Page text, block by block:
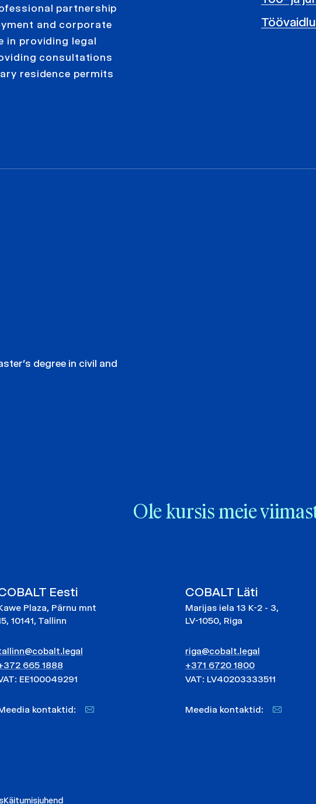
partnership
and corporate
in providing legal
consultations
residence permits
degree in civil and
Ole kursis meie
Eesti
Plaza, Pärnu mnt
10141, Tallinn
665 1888
EE100049291
kontaktid:
COBALT Läti
Marijas iela 13 K-2 - 3,
LV-1050, Riga
riga@cobalt.legal
+371 6720 1800
VAT: LV40203333511
Meedia kontaktid:
Käitumisjuhend